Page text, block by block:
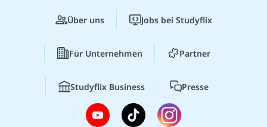
Über uns Jobs bei Studyflix
Für Unternehmen Partner
Studyflix Business Presse